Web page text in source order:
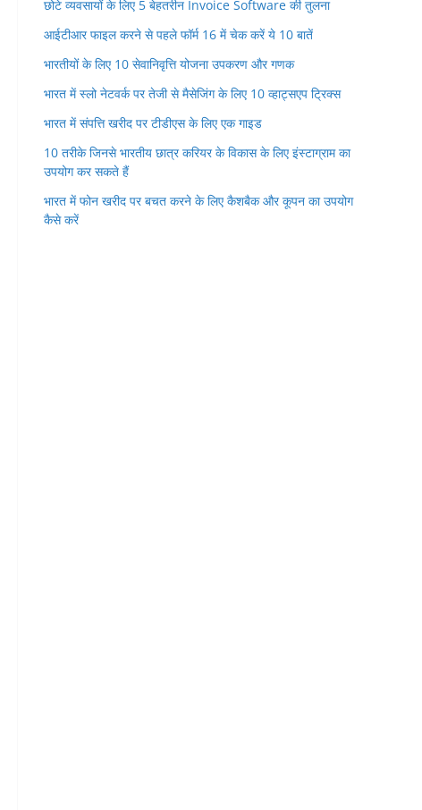
छोटे व्यवसायों के लिए 5 बेहतरीन Invoice Software की तुलना
आईटीआर फाइल करने से पहले फॉर्म 16 में चेक करें ये 10 बातें
भारतीयों के लिए 10 सेवानिवृत्ति योजना उपकरण और गणक
भारत में स्लो नेटवर्क पर तेजी से मैसेजिंग के लिए 10 व्हाट्सएप ट्रिक्स
भारत में संपत्ति खरीद पर टीडीएस के लिए एक गाइड
10 तरीके जिनसे भारतीय छात्र करियर के विकास के लिए इंस्टाग्राम का
उपयोग कर सकते हैं
भारत में फोन खरीद पर बचत करने के लिए कैशबैक और कूपन का उपयोग
कैसे करें